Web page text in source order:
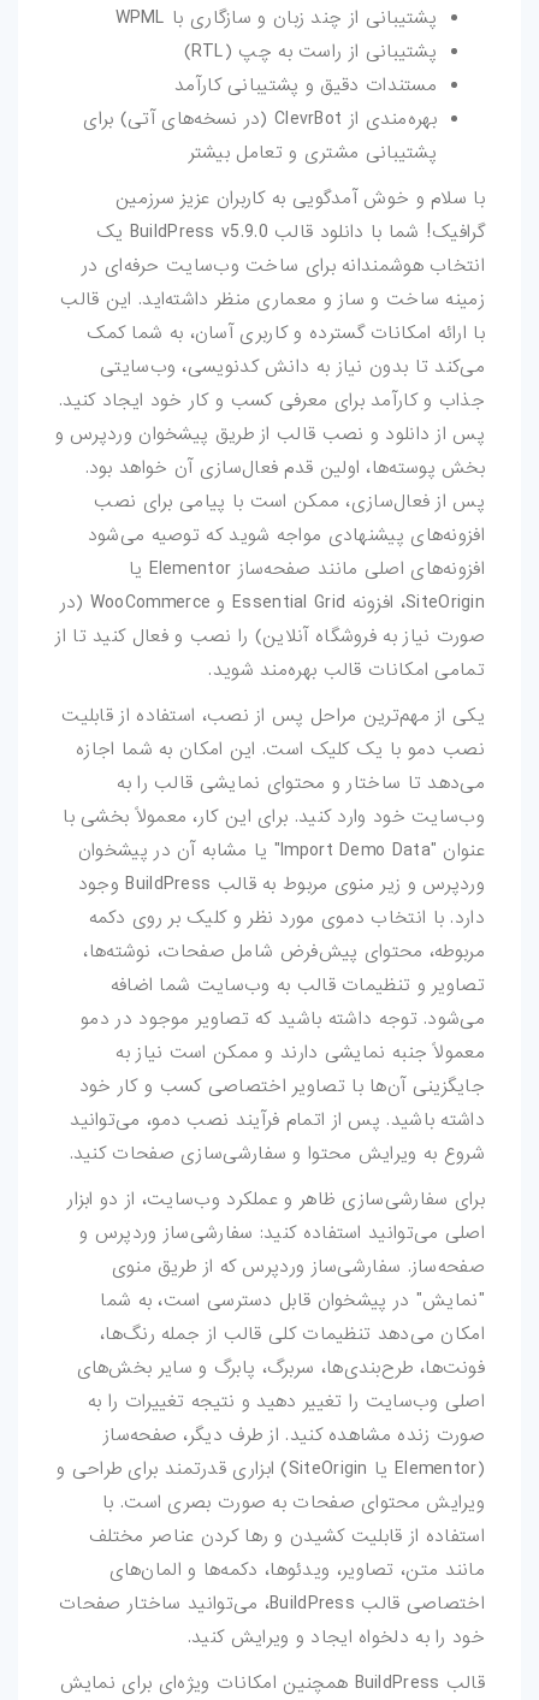
پشتیبانی از چند زبان و سازگاری با WPML
پشتیبانی از راست به چپ (RTL)
مستندات دقیق و پشتیبانی کارآمد
بهره‌مندی از ClevrBot (در نسخه‌های آتی) برای
پشتیبانی مشتری و تعامل بیشتر
با سلام و خوش آمدگویی به کاربران عزیز سرزمین
گرافیک! شما با دانلود قالب BuildPress v5.9.0 یک
انتخاب هوشمندانه برای ساخت وب‌سایت حرفه‌ای در
زمینه ساخت و ساز و معماری منظر داشته‌اید. این قالب
با ارائه امکانات گسترده و کاربری آسان، به شما کمک
می‌کند تا بدون نیاز به دانش کدنویسی، وب‌سایتی
جذاب و کارآمد برای معرفی کسب و کار خود ایجاد کنید.
پس از دانلود و نصب قالب از طریق پیشخوان وردپرس و
بخش پوسته‌ها، اولین قدم فعال‌سازی آن خواهد بود.
پس از فعال‌سازی، ممکن است با پیامی برای نصب
افزونه‌های پیشنهادی مواجه شوید که توصیه می‌شود
افزونه‌های اصلی مانند صفحه‌ساز Elementor یا
SiteOrigin، افزونه Essential Grid و WooCommerce (در
صورت نیاز به فروشگاه آنلاین) را نصب و فعال کنید تا از
تمامی امکانات قالب بهره‌مند شوید.
یکی از مهم‌ترین مراحل پس از نصب، استفاده از قابلیت
نصب دمو با یک کلیک است. این امکان به شما اجازه
می‌دهد تا ساختار و محتوای نمایشی قالب را به
وب‌سایت خود وارد کنید. برای این کار، معمولاً بخشی با
عنوان "Import Demo Data" یا مشابه آن در پیشخوان
وردپرس و زیر منوی مربوط به قالب BuildPress وجود
دارد. با انتخاب دموی مورد نظر و کلیک بر روی دکمه
مربوطه، محتوای پیش‌فرض شامل صفحات، نوشته‌ها،
تصاویر و تنظیمات قالب به وب‌سایت شما اضافه
می‌شود. توجه داشته باشید که تصاویر موجود در دمو
معمولاً جنبه نمایشی دارند و ممکن است نیاز به
جایگزینی آن‌ها با تصاویر اختصاصی کسب و کار خود
داشته باشید. پس از اتمام فرآیند نصب دمو، می‌توانید
شروع به ویرایش محتوا و سفارشی‌سازی صفحات کنید.
برای سفارشی‌سازی ظاهر و عملکرد وب‌سایت، از دو ابزار
اصلی می‌توانید استفاده کنید: سفارشی‌ساز وردپرس و
صفحه‌ساز. سفارشی‌ساز وردپرس که از طریق منوی
"نمایش" در پیشخوان قابل دسترسی است، به شما
امکان می‌دهد تنظیمات کلی قالب از جمله رنگ‌ها،
فونت‌ها، طرح‌بندی‌ها، سربرگ، پابرگ و سایر بخش‌های
اصلی وب‌سایت را تغییر دهید و نتیجه تغییرات را به
صورت زنده مشاهده کنید. از طرف دیگر، صفحه‌ساز
(Elementor یا SiteOrigin) ابزاری قدرتمند برای طراحی و
ویرایش محتوای صفحات به صورت بصری است. با
استفاده از قابلیت کشیدن و رها کردن عناصر مختلف
مانند متن، تصاویر، ویدئوها، دکمه‌ها و المان‌های
اختصاصی قالب BuildPress، می‌توانید ساختار صفحات
خود را به دلخواه ایجاد و ویرایش کنید.
قالب BuildPress همچنین امکانات ویژه‌ای برای نمایش